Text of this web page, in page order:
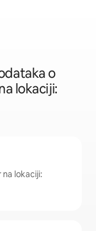
o
lokaciji:
na lokaciji: